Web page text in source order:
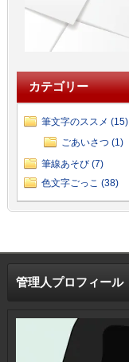
カテゴリー
筆文字のススメ (15)
ごあいさつ (1)
筆線あそび (7)
色文字ごっこ (38)
管理人プロフィール